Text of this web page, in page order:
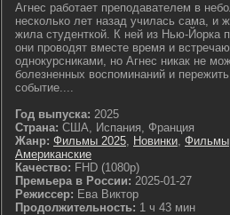
Агнес работает преподавателем в
несколько лет назад училась сама, и
жила студенткой. К ней из Нью-Йорка
они проводят вместе время и
однокурсниками, но Агнес никак не
болезненных воспоминаний и
событие....
Год выпуска: 2025
Страна: США, Испания, Франция
Жанр: Фильмы 2025, Новинки, Фильмы
Американские
Качество: FHD (1080p)
Премьера в России: 2025-01-27
Режиссер: Ева Виктор
Продолжительность: 1 ч 43 мин